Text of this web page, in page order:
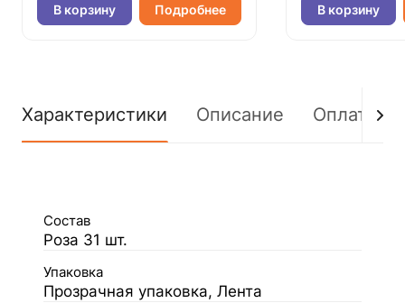
В корзину Подробнее В корзину
Характеристики Описание Оплата
Состав
Роза 31 шт.
Упаковка
Прозрачная упаковка, Лента